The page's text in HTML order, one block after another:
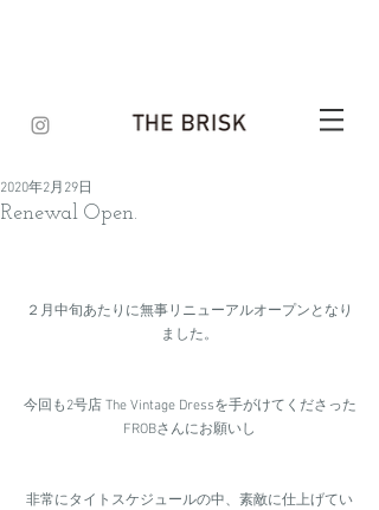
Renewal Open.
2020年2月29日
２月中旬あたりに無事リニューアルオープンとなり
ました。
今回も2号店 The Vintage Dressを手がけてくださった
FROBさんにお願いし
非常にタイトスケジュールの中、素敵に仕上げてい